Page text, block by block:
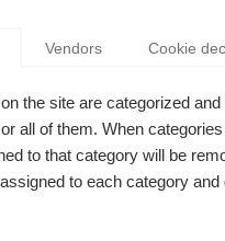
Dion
demain ?
Vendors Cookie
the site are categorized
all of them. When
to that category will be
to each category